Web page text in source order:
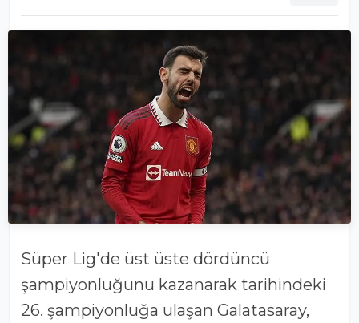
Süper Lig'de üst üste dördüncü
şampiyonluğunu kazanarak tarihindeki
26. şampiyonluğa ulaşan Galatasaray,